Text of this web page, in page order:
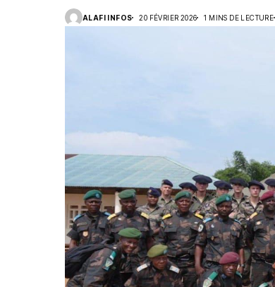
ALAFI INFOS 20 FÉVRIER 2026 1 MINS DE LECTURE